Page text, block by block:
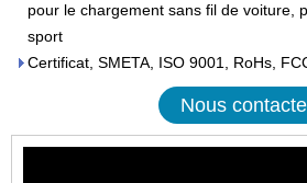
pour le chargement sans fil de voiture,
sport
Certificat, SMETA, ISO 9001, RoHs,
Nous